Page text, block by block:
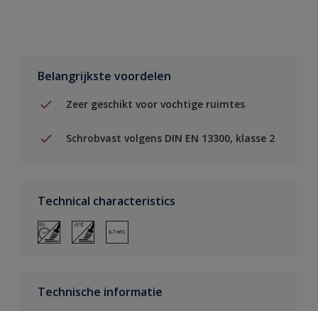
Belangrijkste voordelen
Zeer geschikt voor vochtige ruimtes
Schrobvast volgens DIN EN 13300, klasse 2
Technical characteristics
Technische informatie